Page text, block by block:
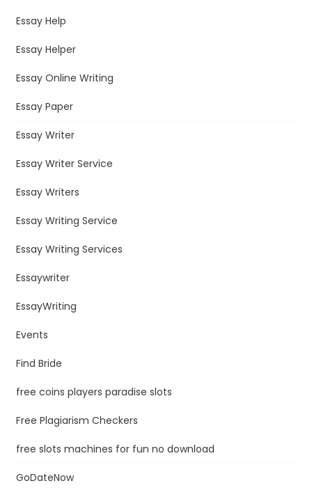
Essay Help
Essay Helper
Essay Online Writing
Essay Paper
Essay Writer
Essay Writer Service
Essay Writers
Essay Writing Service
Essay Writing Services
Essaywriter
EssayWriting
Events
Find Bride
free coins players paradise slots
Free Plagiarism Checkers
free slots machines for fun no download
GoDateNow